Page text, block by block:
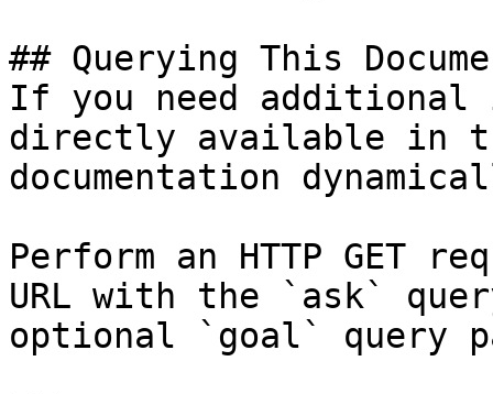
## Querying This
If you need
directly available in
documentation
Perform an HTTP GET
URL with the `ask`
optional `goal` query